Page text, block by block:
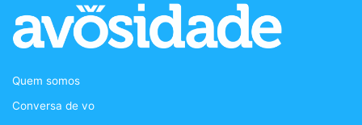
e
b
t
t
t
a
c
Quem somos
Conversa de vo